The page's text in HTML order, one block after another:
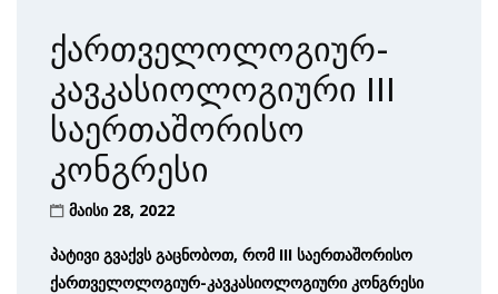
ქართველოლოგიურ-
კავკასიოლოგიური III
საერთაშორისო
კონგრესი
მაისი 28, 2022
პატივი გვაქვს გაცნობოთ, რომ III საერთაშორისო
ქართველოლოგიურ-კავკასიოლოგიური კონგრესი